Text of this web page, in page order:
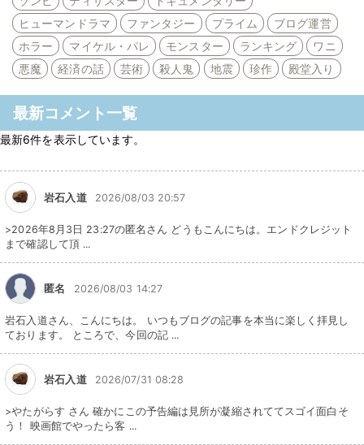
ヒューマンドラマ
ファンタジー プライム
ブログ運営
ホラー
マイケル・パレ モンスター ランキング
ワニ
悪魔
経済の話 芸術 殺人鬼 地震 珍作 殿堂入り
最新コメント一覧
最新6件を表示しています。
岩石入道 2026/08/03 20:57
>2026年8月3日 23:27の匿名さん どうもこんにちは。エンドクレジット
まで確認して頂 ...
匿名 2026/08/03 14:27
岩石入道さん、こんにちは。 いつもブログの記事を本当に楽しく拝見し
ております。 ところで、今回の記 ...
岩石入道 2026/07/31 08:28
>やたがらす さん 確かにこの予告編は見所が凝縮されててスゴイ面白そ
う！ 映画館でやったら客 ...